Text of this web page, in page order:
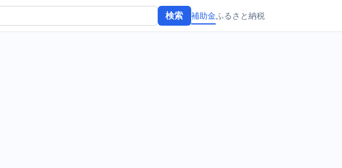
検索 補助金ふるさと納税